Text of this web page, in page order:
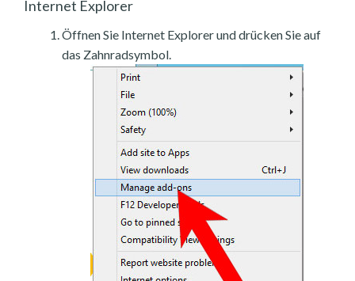
Internet Explorer
Öffnen Sie Internet Explorer und drücken Sie auf
das Zahnradsymbol.